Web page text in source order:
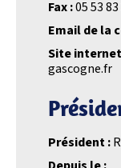
Fax :05 53
Email de la
Site
gascogne.fr
Président :